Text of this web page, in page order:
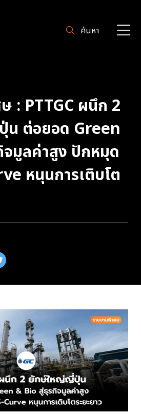
ค้นหา
: PTTGC ผนึก 2
ต่อยอด Green
มูลค่าสูง ปักหมุด
หนุนการเติบโต